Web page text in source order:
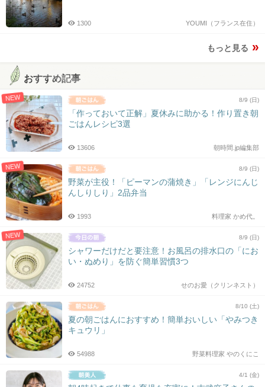
YOUMI（フランス在住）
1300
もっと見る
おすすめ記事
NEW 8/9 (日)
「作っておいて正解」夏休みに助かる！作り置き朝
ごはんレシピ3選
朝時間.jp編集部
13606
NEW 8/9 (日)
野菜が主役！「ピーマンの蒲焼き」「レンジにんじ
んしりしり」2品弁当
料理家 かめ代。
1993
NEW 8/9 (日)
シャワーだけだと要注意！お風呂の排水口の「にお
い・ぬめり」を防ぐ簡単習慣3つ
せのお愛（クリンネスト）
24752
8/10 (土)
夏の朝ごはんにおすすめ！簡単おいしい「やみつき
キュウリ」
野菜料理家 やのくにこ
54988
4/1 (金)